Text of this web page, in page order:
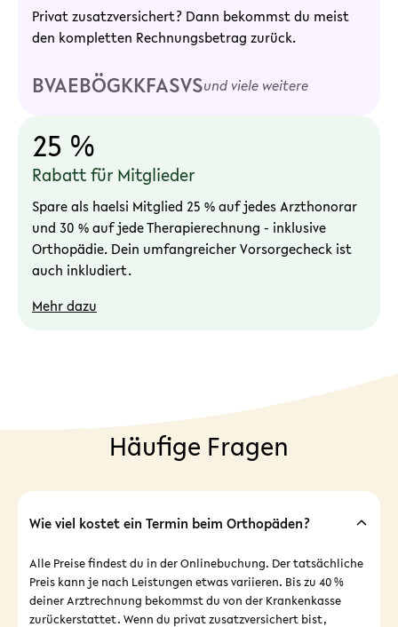
Privat zusatzversichert? Dann bekommst du meist
den kompletten Rechnungsbetrag zurück.
BVAEBÖGKKFASVSund viele weitere
25 %
Rabatt für Mitglieder
Spare als haelsi Mitglied 25 % auf jedes Arzthonorar
und 30 % auf jede Therapierechnung - inklusive
Orthopädie. Dein umfangreicher Vorsorgecheck ist
auch inkludiert.
Mehr dazu
Häufige Fragen
Wie viel kostet ein Termin beim Orthopäden?
Alle Preise findest du in der Onlinebuchung. Der tatsächliche
Preis kann je nach Leistungen etwas variieren. Bis zu 40 %
deiner Arztrechnung bekommst du von der Krankenkasse
zurückerstattet. Wenn du privat zusatzversichert bist,